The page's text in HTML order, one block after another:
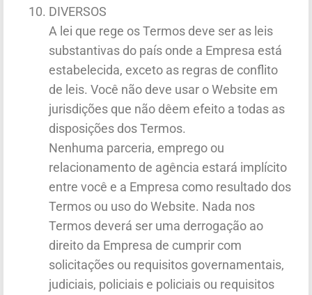
DIVERSOS
A lei que rege os Termos deve ser as leis
substantivas do país onde a Empresa está
estabelecida, exceto as regras de conflito
de leis. Você não deve usar o Website em
jurisdições que não dêem efeito a todas as
disposições dos Termos.
Nenhuma parceria, emprego ou
relacionamento de agência estará implícito
entre você e a Empresa como resultado dos
Termos ou uso do Website. Nada nos
Termos deverá ser uma derrogação ao
direito da Empresa de cumprir com
solicitações ou requisitos governamentais,
judiciais, policiais e policiais ou requisitos